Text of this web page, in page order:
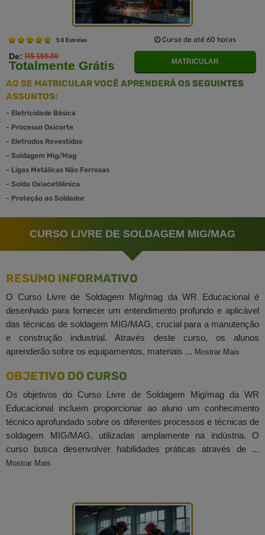
5.0 Estrelas Curso de até 60 horas
De: R$ 159.80
Totalmente Grátis MATRICULAR
AO SE MATRICULAR VOCÊ APRENDERÁ OS SEGUINTES
ASSUNTOS:
- Eletricidade Básica
- Processo Oxicorte
- Eletrodos Revestidos
- Soldagem Mig/Mag
- Ligas Metálicas Não Ferrosas
- Solda Oxiacetilênica
- Proteção ao Soldador
CURSO LIVRE DE SOLDAGEM MIG/MAG
RESUMO INFORMATIVO
O Curso Livre de Soldagem Mig/mag da WR Educacional é
desenhado para fornecer um entendimento profundo e aplicável
das técnicas de soldagem MIG/MAG, crucial para a manutenção
e construção industrial. Através deste curso, os alunos
aprenderão sobre os equipamentos, materiais ... Mostrar Mais
OBJETIVO DO CURSO
Os objetivos do Curso Livre de Soldagem Mig/mag da WR
Educacional incluem proporcionar ao aluno um conhecimento
técnico aprofundado sobre os diferentes processos e técnicas de
soldagem MIG/MAG, utilizadas amplamente na indústria. O
curso busca desenvolver habilidades práticas através de ...
Mostrar Mais